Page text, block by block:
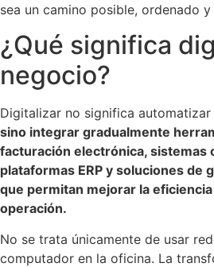
sea un camino posible, ordenado
¿Qué significa
negocio?
Digitalizar no significa
sino integrar gradualmente
facturación electrónica, sistemas
plataformas ERP y soluciones de
que permitan mejorar la
operación.
No se trata únicamente de usar
computador en la oficina. La